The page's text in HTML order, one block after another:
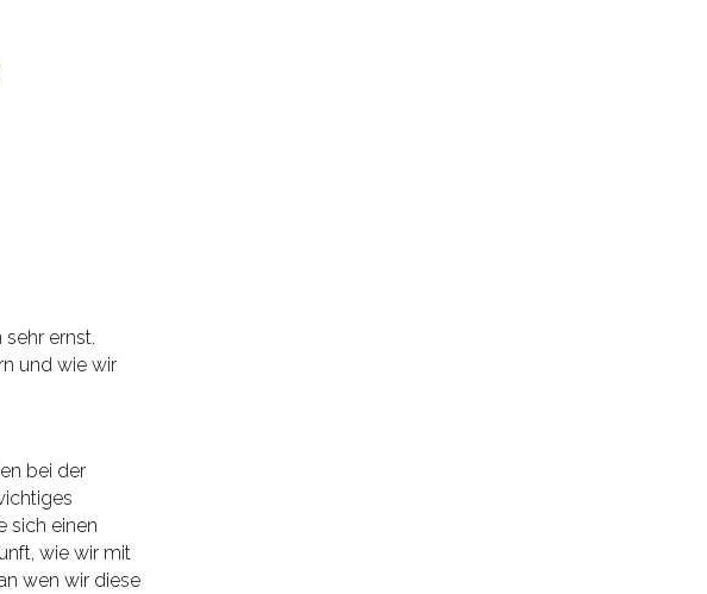
ernst.
und wie wir
bei der
sich einen
wie wir mit
wen wir diese